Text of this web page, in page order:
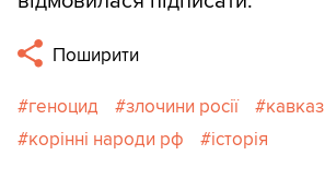
Поширити
геноцид злочини росії
кавказ
корінні народи рф
історія